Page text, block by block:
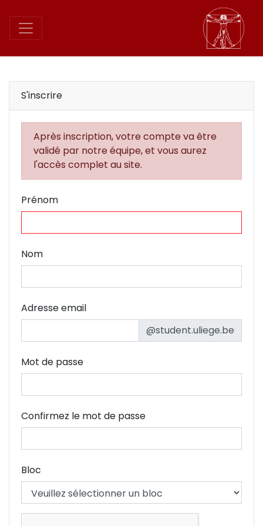
S'inscrire
Après inscription, votre compte va être
validé par notre équipe, et vous aurez
l'accès complet au site.
Prénom
Nom
Adresse email
@student.uliege.be
Mot de passe
Confirmez le mot de passe
Bloc